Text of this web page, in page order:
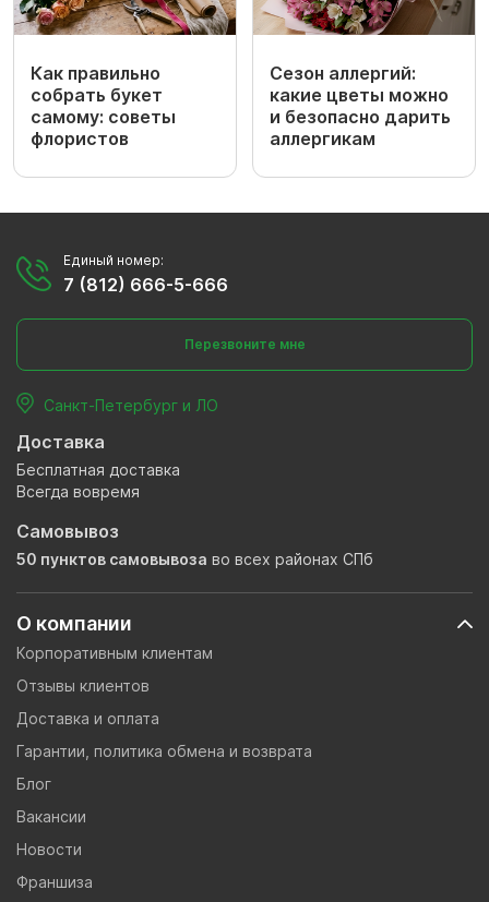
Как правильно
собрать букет
самому: советы
флористов
Сезон аллергий:
какие цветы можно
и безопасно дарить
аллергикам
О компании
Корпоративным клиентам
Отзывы клиентов
Доставка и оплата
Гарантии, политика обмена и возврата
Блог
Вакансии
Новости
Франшиза
Единый номер:
7 (812) 666-5-666
Перезвоните мне
Санкт-Петербург и ЛО
Доставка
Бесплатная доставка
Всегда вовремя
Самовывоз
50 пунктов самовывоза во всех районах СПб